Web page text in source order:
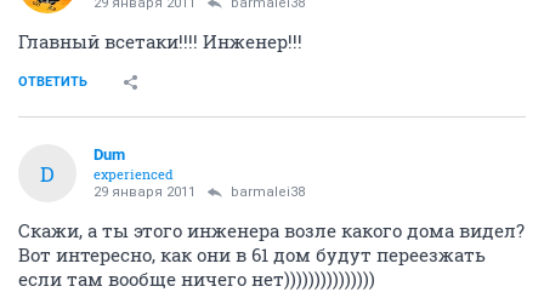
Главный всетаки!!!! Инженер!!!
ОТВЕТИТЬ
D
Dum
experienced
29 января 2011 barmalei38
Скажи, а ты этого инженера возле какого дома видел?
Вот интересно, как они в 61 дом будут переезжать
если там вообще ничего нет)))))))))))))))